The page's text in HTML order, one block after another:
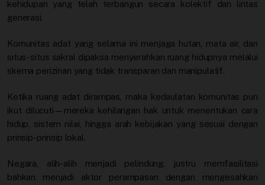
kehidupan yang telah terbangun secara kolektif dan lintas
generasi.
Komunitas adat yang selama ini menjaga hutan, mata air, dan
situs-situs sakral dipaksa menyerahkan ruang hidupnya melalui
skema perizinan yang tidak transparan dan manipulatif.
Ketika ruang adat dirampas, maka kedaulatan komunitas pun
ikut dilucuti—mereka kehilangan hak untuk menentukan cara
hidup, sistem nilai, hingga arah kebijakan yang sesuai dengan
prinsip-prinsip lokal.
Negara, alih-alih menjadi pelindung, justru memfasilitasi
bahkan menjadi aktor perampasan dengan mengesahkan